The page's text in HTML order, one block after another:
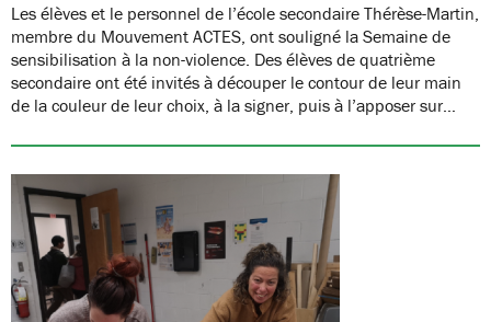
Les élèves et le personnel de l’école secondaire Thérèse-Martin,
membre du Mouvement ACTES, ont souligné la Semaine de
sensibilisation à la non-violence. Des élèves de quatrième
secondaire ont été invités à découper le contour de leur main
de la couleur de leur choix, à la signer, puis à l’apposer sur…